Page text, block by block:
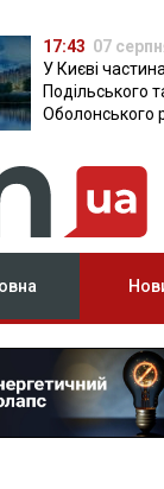
17:43 07
У Києві частина
Подільського
Оболонського